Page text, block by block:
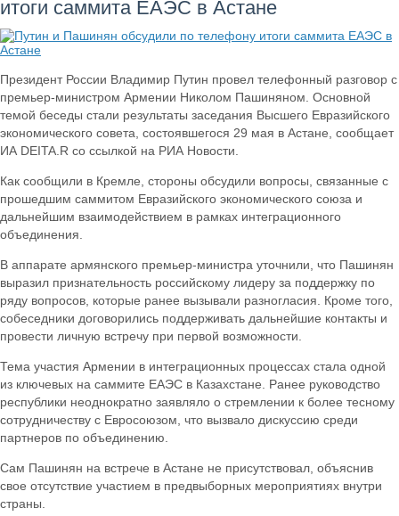
итоги саммита ЕАЭС в Астане
Президент России Владимир Путин провел телефонный разговор с
премьер-министром Армении Николом Пашиняном. Основной
темой беседы стали результаты заседания Высшего Евразийского
экономического совета, состоявшегося 29 мая в Астане, сообщает
ИА DEITA.R со ссылкой на РИА Новости.
Как сообщили в Кремле, стороны обсудили вопросы, связанные с
прошедшим саммитом Евразийского экономического союза и
дальнейшим взаимодействием в рамках интеграционного
объединения.
В аппарате армянского премьер-министра уточнили, что Пашинян
выразил признательность российскому лидеру за поддержку по
ряду вопросов, которые ранее вызывали разногласия. Кроме того,
собеседники договорились поддерживать дальнейшие контакты и
провести личную встречу при первой возможности.
Тема участия Армении в интеграционных процессах стала одной
из ключевых на саммите ЕАЭС в Казахстане. Ранее руководство
республики неоднократно заявляло о стремлении к более тесному
сотрудничеству с Евросоюзом, что вызвало дискуссию среди
партнеров по объединению.
Сам Пашинян на встрече в Астане не присутствовал, объяснив
свое отсутствие участием в предвыборных мероприятиях внутри
страны.